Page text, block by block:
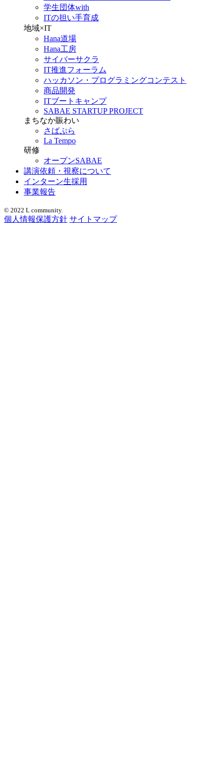
学生団体with
ITの担い手育成
地域×IT
Hana道場
Hana工房
サイバーサクラ
IT推進フォーラム
ハッカソン・プログラミングコンテスト
商品開発
ITブートキャンプ
SABAE STARTUP PROJECT
まちなか賑わい
さばぷら
La Tempo
研修
オープンSABAE
講演依頼・視察について
インターン生採用
事業報告
© 2022 L community.
個人情報保護方針 サイトマップ